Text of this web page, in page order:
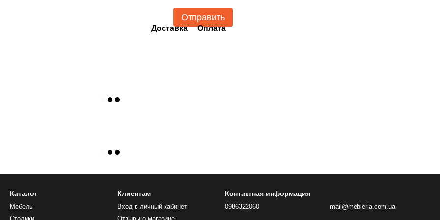
Отправить
Доставка Оплата
Каталог
Мебель
Столики
Клиентам
Вход в личный кабинет
Отзывы о магазине
Контактная информация
0986322060 mail@mebleria.com.ua